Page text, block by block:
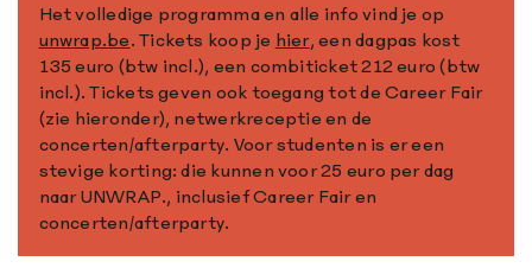
Het volledige programma en alle info vind je op
unwrap.be. Tickets koop je hier, een dagpas kost
135 euro (btw incl.), een combiticket 212 euro (btw
incl.). Tickets geven ook toegang tot de Career Fair
(zie hieronder), netwerkreceptie en de
concerten/afterparty. Voor studenten is er een
stevige korting: die kunnen voor 25 euro per dag
naar UNWRAP., inclusief Career Fair en
concerten/afterparty.